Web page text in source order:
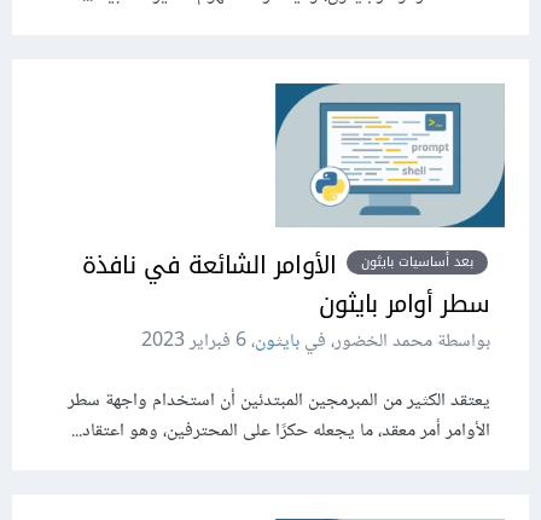
بعد أساسيات بايثون
الأوامر الشائعة في نافذة
سطر أوامر بايثون
بواسطة محمد الخضور، فيبايثون،6 فبراير 2023
يعتقد الكثير من المبرمجين المبتدئين أن استخدام واجهة سطر
الأوامر أمر معقد، ما يجعله حكرًا على المحترفين، وهو اعتقاد...